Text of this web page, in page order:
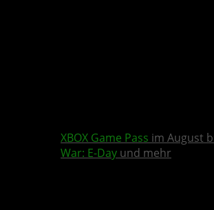
XBOX Game Pass im August
War: E-Day und mehr